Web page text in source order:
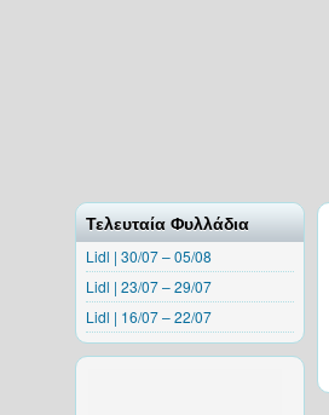
Τελευταία Φυλλάδια
Lidl | 30/07 – 05/08
Lidl | 23/07 – 29/07
Lidl | 16/07 – 22/07